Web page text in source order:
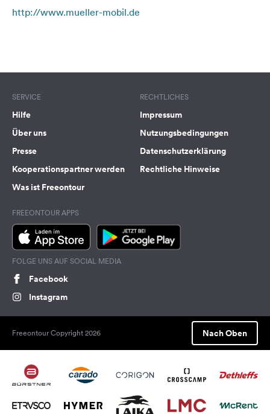
http://www.mueller-mobil.de
SERVICE
Hilfe
Über uns
Presse
Kooperationspartner werden
Was ist Freeontour
RECHTLICHES
Impressum
Nutzungsbedingungen
Datenschutzerklärung
Rechtliche Hinweise
FREEONTOUR APPS
FOLGE UNS AUF SOCIAL MEDIA
Facebook
Instagram
Freeontour Copyright 2026 Nach Oben